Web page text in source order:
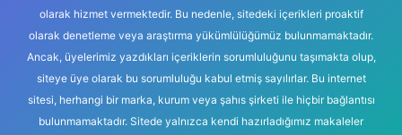
olarak hizmet vermektedir. Bu nedenle, sitedeki içerikleri proaktif
olarak denetleme veya araştırma yükümlülüğümüz bulunmamaktadır.
Ancak, üyelerimiz yazdıkları içeriklerin sorumluluğunu taşımakta olup,
siteye üye olarak bu sorumluluğu kabul etmiş sayılırlar. Bu internet
sitesi, herhangi bir marka, kurum veya şahıs şirketi ile hiçbir bağlantısı
bulunmamaktadır. Sitede yalnızca kendi hazırladığımız makaleler